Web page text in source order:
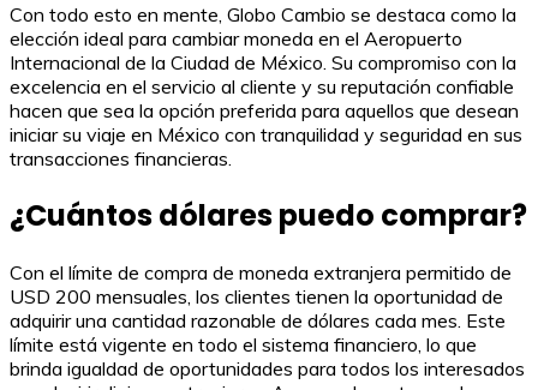
Con todo esto en mente, Globo Cambio se destaca como la
elección ideal para cambiar moneda en el Aeropuerto
Internacional de la Ciudad de México. Su compromiso con la
excelencia en el servicio al cliente y su reputación confiable
hacen que sea la opción preferida para aquellos que desean
iniciar su viaje en México con tranquilidad y seguridad en sus
transacciones financieras.
¿Cuántos dólares puedo comprar?
Con el límite de compra de moneda extranjera permitido de
USD 200 mensuales, los clientes tienen la oportunidad de
adquirir una cantidad razonable de dólares cada mes. Este
límite está vigente en todo el sistema financiero, lo que
brinda igualdad de oportunidades para todos los interesados